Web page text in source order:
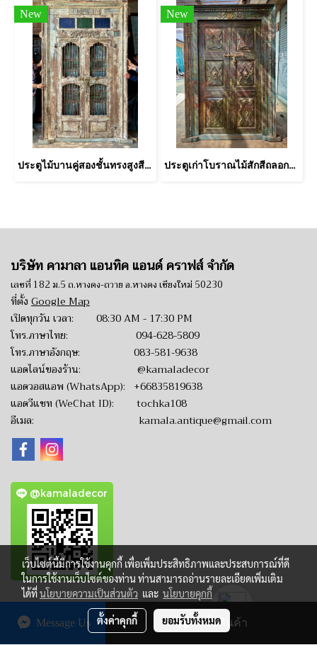
สั่งซื้อสินค้า
Message Us
New
ประตูไม้บานคู่สองชั้นทรงสูงสีขาวเขียววินเทจ
New
ประตูเก่าโบราณไม้สักสีถลอกสุดคลาสสิค
บริษัท คามาลา แอนทิค แอนด์ คราฟส์ จำกัด
เลขที่ 182 ม.5 ถ.หางดง-ถวาย อ.หางดง เชียงใหม่ 50230
ที่ตั้ง Google Map
เปิดทุกวัน เวลา: 08:30 AM - 17:30 PM
โทร.ภาษาไทย: 094-628-5809
โทร.ภาษาอังกฤษ: 083-581-9638
แอดไลน์ของร้าน: @kamaladecor
แอดวอสแอพ (WhatsApp): +66835819638
แอดวีแชท (WeChat ID): tochka108
อีเมล: kamala.antique@gmail.com
@kamaladecor
CopyRight by www.KamalaAntique.com
เว็บไซต์นี้มีการใช้งานคุกกี้ เพื่อเพิ่มประสิทธิภาพและประสบการณ์ที่ดี
ในการใช้งานเว็บไซต์ของท่าน ท่านสามารถอ่านรายละเอียดเพิ่มเติม
ได้ที่นโยบายความเป็นส่วนตัว และ นโยบายคุกกี้
ตั้งค่าคุกกี้ ยอมรับทั้งหมด